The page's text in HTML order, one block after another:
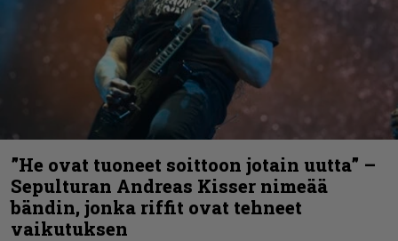
”He ovat tuoneet soittoon jotain uutta” –
Sepulturan Andreas Kisser nimeää
bändin, jonka riffit ovat tehneet
vaikutuksen